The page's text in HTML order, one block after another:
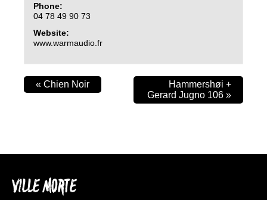
Phone:
04 78 49 90 73
Website:
www.warmaudio.fr
« Chien Noir
Hammershøi +
Gerard Jugno 106 »
VILLE MORTE